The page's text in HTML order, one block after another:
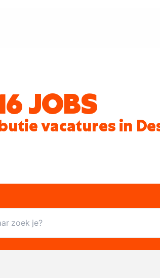
JOBS
vacatures in